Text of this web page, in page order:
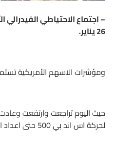
– اجتماع الاحتياطي الفيدرالي
26 يناير.
ومؤشرات الاسهم الأمريكية
حيث اليوم تراجعت وارتفعت
لحركة اس اند بي 500 حتى اعداد التقرير